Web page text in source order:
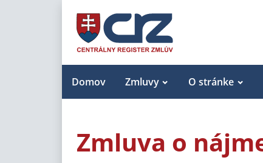
Domov Zmluvy O stránke
Zmluva o